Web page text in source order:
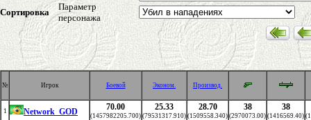
Сортировка
Параметр
персонажа
№ Игрок Боевой Эконом. Производ.
1 Network_GOD 70.00
(1457982205.700)
25.33
(79531317.910)
28.70
(1509558.340)
38
(2970073.00)
38
(1416569.40)